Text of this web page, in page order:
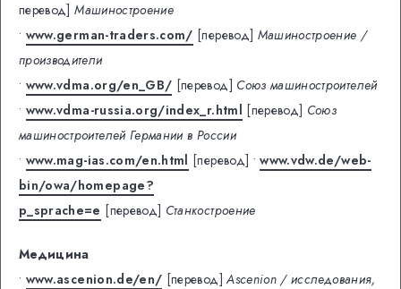
перевод] Машиностроение
• www.german-traders.com/ [перевод] Машиностроение /
производители
• www.vdma.org/en_GB/ [перевод] Союз машиностроителей
• www.vdma-russia.org/index_r.html [перевод] Союз
машиностроителей Германии в России
• www.mag-ias.com/en.html [перевод] •www.vdw.de/web-
bin/owa/homepage?
p_sprache=e [перевод] Станкостроение
Медицина
• www.ascenion.de/en/ [перевод] Ascenion / исследования,